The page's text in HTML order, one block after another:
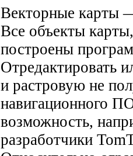
Векторные карты
Все объекты
построены
Отредактировать
и растровую не
навигационного
возможность,
разработчики